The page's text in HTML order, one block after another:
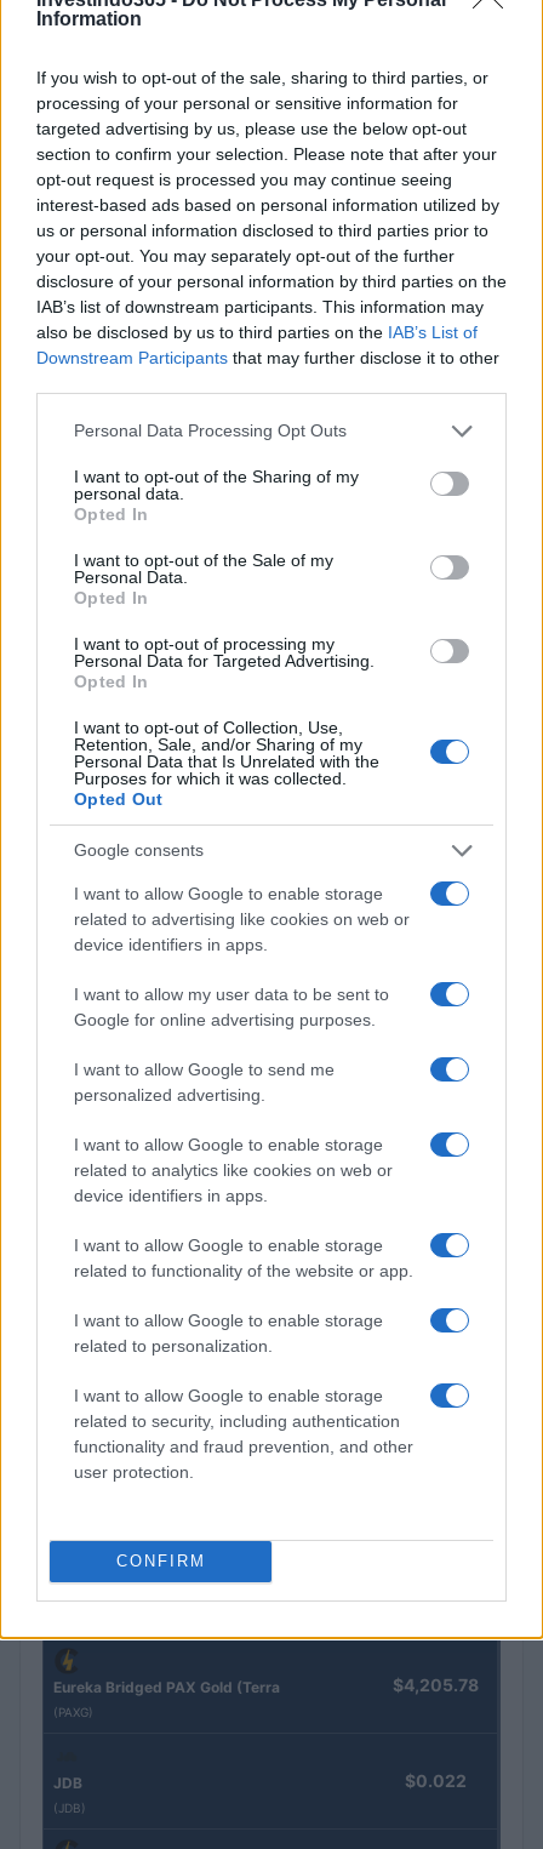
Information
If you wish to opt-out of the sale, sharing to third parties, or
processing of your personal or sensitive information for
targeted advertising by us, please use the below opt-out
section to confirm your selection. Please note that after your
opt-out request is processed you may continue seeing
interest-based ads based on personal information utilized by
us or personal information disclosed to third parties prior to
your opt-out. You may separately opt-out of the further
disclosure of your personal information by third parties on the
IAB’s list of downstream participants. This information may
also be disclosed by us to third parties on the IAB’s List of
Downstream Participants that may further disclose it to other
Please note that this website/app uses one or more Google
not limited to your visit or usage behaviour. You may click to
grant or deny consent to Google and its third-party tags to
use your data for below specified purposes in below Google
consent section.
Personal Data Processing Opt Outs
I want to opt-out of the Sharing of my
personal data.
Opted In
I want to opt-out of the Sale of my
Personal Data.
Opted In
I want to opt-out of processing my
Personal Data for Targeted Advertising.
Opted In
I want to opt-out of Collection, Use,
Retention, Sale, and/or Sharing of my
Personal Data that Is Unrelated with the
Purposes for which it was collected.
Opted Out
Google consents
I want to allow Google to enable storage
related to advertising like cookies on web or
device identifiers in apps.
I want to allow my user data to be sent to
Google for online advertising purposes.
I want to allow Google to send me
personalized advertising.
I want to allow Google to enable storage
related to analytics like cookies on web or
device identifiers in apps.
I want to allow Google to enable storage
related to functionality of the website or app.
I want to allow Google to enable storage
related to personalization.
I want to allow Google to enable storage
related to security, including authentication
functionality and fraud prevention, and other
user protection.
CONFIRM
NÃO CLASSIFICADO
Plano de governo de Lula: soberania, investimentos e reforma
tributária
Rafael Oliveira · 9 ago 2026
NÃO CLASSIFICADO
Redução histórica do desmatamento na Amazônia entre agosto
de 2026 e julho de 2026
Beatriz Almeida · 7 ago 2026
NÃO CLASSIFICADO
Brent cai 8.3% e arrasta petróleo e ouro para baixo
Rafael Oliveira · 7 ago 2026
COTAÇÕES CRYPTO
Eureka Bridged PAX Gold (Terra
(PAXG)
$4,205.78
JDB
(JDB)
$0.022